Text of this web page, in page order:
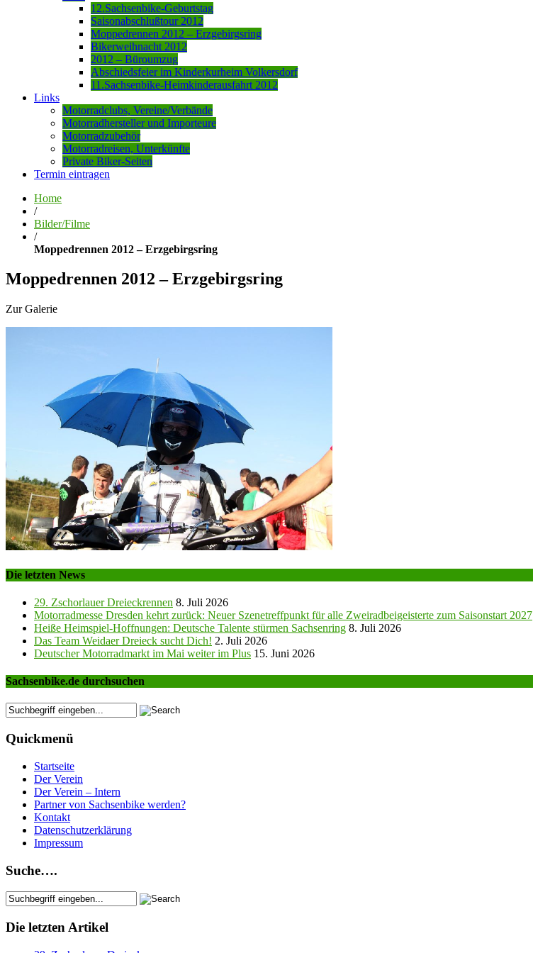
12.Sachsenbike-Geburtstag
Saisonabschlußtour 2012
Moppedrennen 2012 – Erzgebirgsring
Bikerweihnacht 2012
2012 – Büroumzug
Abschiedsfeier im Kinderkurheim Volkersdorf
11.Sachsenbike-Heimkinderausfahrt 2012
Links
Motorradclubs, Vereine/Verbände
Motorradhersteller und Importeure
Motorradzubehör
Motorradreisen, Unterkünfte
Private Biker-Seiten
Termin eintragen
Home
/
Bilder/Filme
/
Moppedrennen 2012 – Erzgebirgsring
Moppedrennen 2012 – Erzgebirgsring
Zur Galerie
Die letzten News
29. Zschorlauer Dreieckrennen 8. Juli 2026
Motorradmesse Dresden kehrt zurück: Neuer Szenetreffpunkt für alle Zweiradbeigeisterte zum Saisonstart 2027
Heiße Heimspiel-Hoffnungen: Deutsche Talente stürmen Sachsenring 8. Juli 2026
Das Team Weidaer Dreieck sucht Dich! 2. Juli 2026
Deutscher Motorradmarkt im Mai weiter im Plus 15. Juni 2026
Sachsenbike.de durchsuchen
Quickmenü
Startseite
Der Verein
Der Verein – Intern
Partner von Sachsenbike werden?
Kontakt
Datenschutzerklärung
Impressum
Suche….
Die letzten Artikel